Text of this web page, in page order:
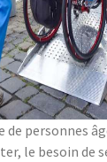
de personnes
le besoin de